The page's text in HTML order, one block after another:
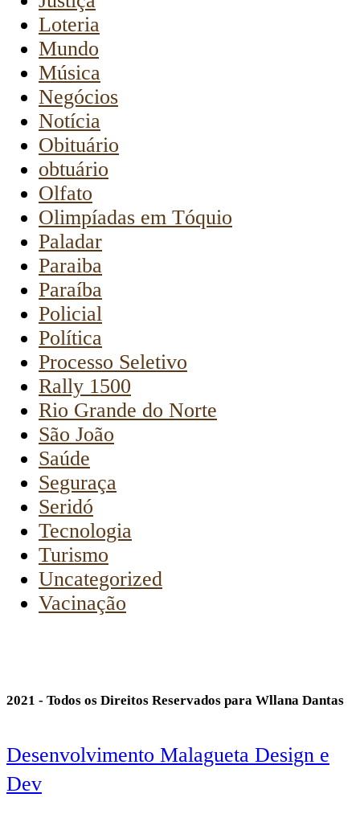
Loteria
Mundo
Música
Negócios
Notícia
Obituário
obtuário
Olfato
Olimpíadas em Tóquio
Paladar
Paraiba
Paraíba
Policial
Política
Processo Seletivo
Rally 1500
Rio Grande do Norte
São João
Saúde
Seguraça
Seridó
Tecnologia
Turismo
Uncategorized
Vacinação
2021 - Todos os Direitos Reservados para Wllana Dantas
Desenvolvimento Malagueta Design e
Dev